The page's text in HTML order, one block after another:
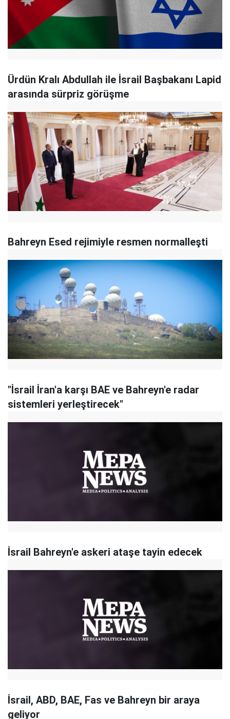
Ürdün Kralı Abdullah ile İsrail Başbakanı Lapid
arasında sürpriz görüşme
Bahreyn Esed rejimiyle resmen normalleşti
"İsrail İran'a karşı BAE ve Bahreyn'e radar
sistemleri yerleştirecek"
İsrail Bahreyn'e askeri ataşe tayin edecek
İsrail, ABD, BAE, Fas ve Bahreyn bir araya
geliyor